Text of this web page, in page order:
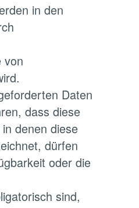
in den
von
Daten
dass diese
denen diese
dürfen
oder die
sind,